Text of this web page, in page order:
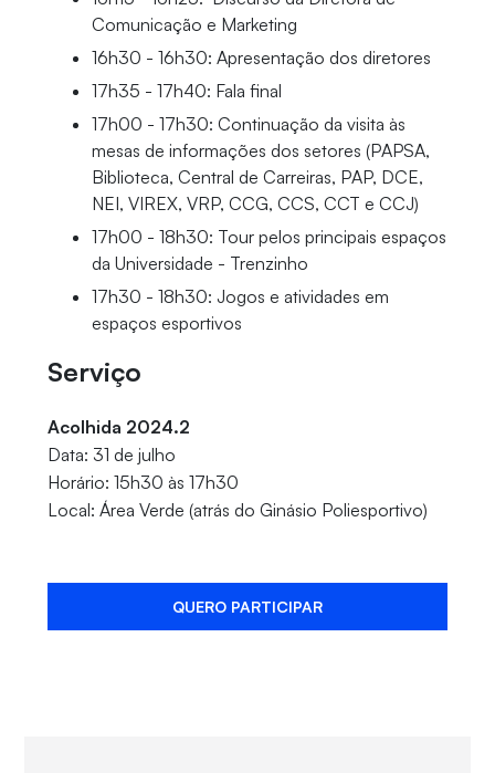
Comunicação e Marketing
16h30 - 16h30: Apresentação dos diretores
17h35 - 17h40: Fala final
17h00 - 17h30: Continuação da visita às
mesas de informações dos setores (PAPSA,
Biblioteca, Central de Carreiras, PAP, DCE,
NEI, VIREX, VRP, CCG, CCS, CCT e CCJ)
17h00 - 18h30: Tour pelos principais espaços
da Universidade - Trenzinho
17h30 - 18h30: Jogos e atividades em
espaços esportivos
Serviço
Acolhida 2024.2
Data: 31 de julho
Horário: 15h30 às 17h30
Local: Área Verde (atrás do Ginásio Poliesportivo)
QUERO PARTICIPAR